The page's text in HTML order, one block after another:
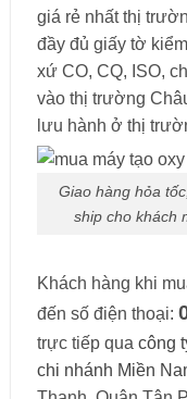
giá rẻ nhất thị
đầy đủ giấy tờ
xứ CO, CQ, ISO,
vào thị trường
lưu hành ở thị
Giao hàng hỏa
ship cho khách
Khách hàng khi
đến số điện thoại:
trực tiếp qua công
chi nhánh Miền